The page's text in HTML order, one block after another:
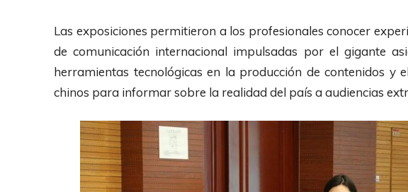
Las exposiciones permitieron a los profesionales conocer
de comunicación internacional impulsadas por el gigante
herramientas tecnológicas en la producción de contenidos y
chinos para informar sobre la realidad del país a audiencias